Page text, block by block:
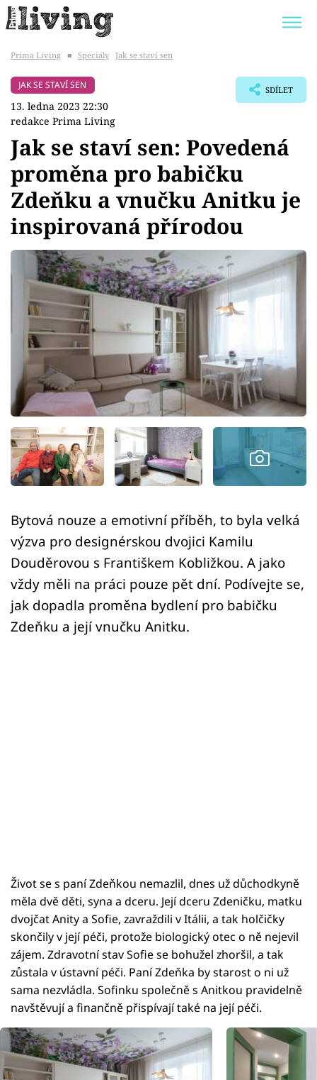
BYDLENÍ SLAVNÝCH
Témata
Bydlení
Zahrada
Design
Sledujte prima+
Přihlášení
Sledujte nás
Prima Living ■ Speciály Jak se staví sen
JAK SE STAVÍ SEN
13. ledna 2023 22:30
redakce Prima Living
SDÍLET
Jak se staví sen: Povedená
proměna pro babičku
Zdeňku a vnučku Anitku je
inspirovaná přírodou
Bytová nouze a emotivní příběh, to byla velká
výzva pro designérskou dvojici Kamilu
Douděrovou s Františkem Kobližkou. A jako
vždy měli na práci pouze pět dní. Podívejte se,
jak dopadla proměna bydlení pro babičku
Zdeňku a její vnučku Anitku.
Život se s paní Zdeňkou nemazlil, dnes už důchodkyně
měla dvě děti, syna a dceru. Její dceru Zdeničku, matku
dvojčat Anity a Sofie, zavraždili v Itálii, a tak holčičky
skončily v její péči, protože biologický otec o ně nejevil
zájem. Zdravotní stav Sofie se bohužel zhoršil, a tak
zůstala v ústavní péči. Paní Zdeňka by starost o ni už
sama nezvládla. Sofinku společně s Anitkou pravidelně
navštěvují a finančně přispívají také na její péči.